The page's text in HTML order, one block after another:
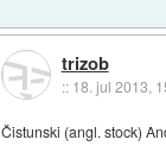
trizob
:: 18. jul 2013,
Čistunski (angl. stock)